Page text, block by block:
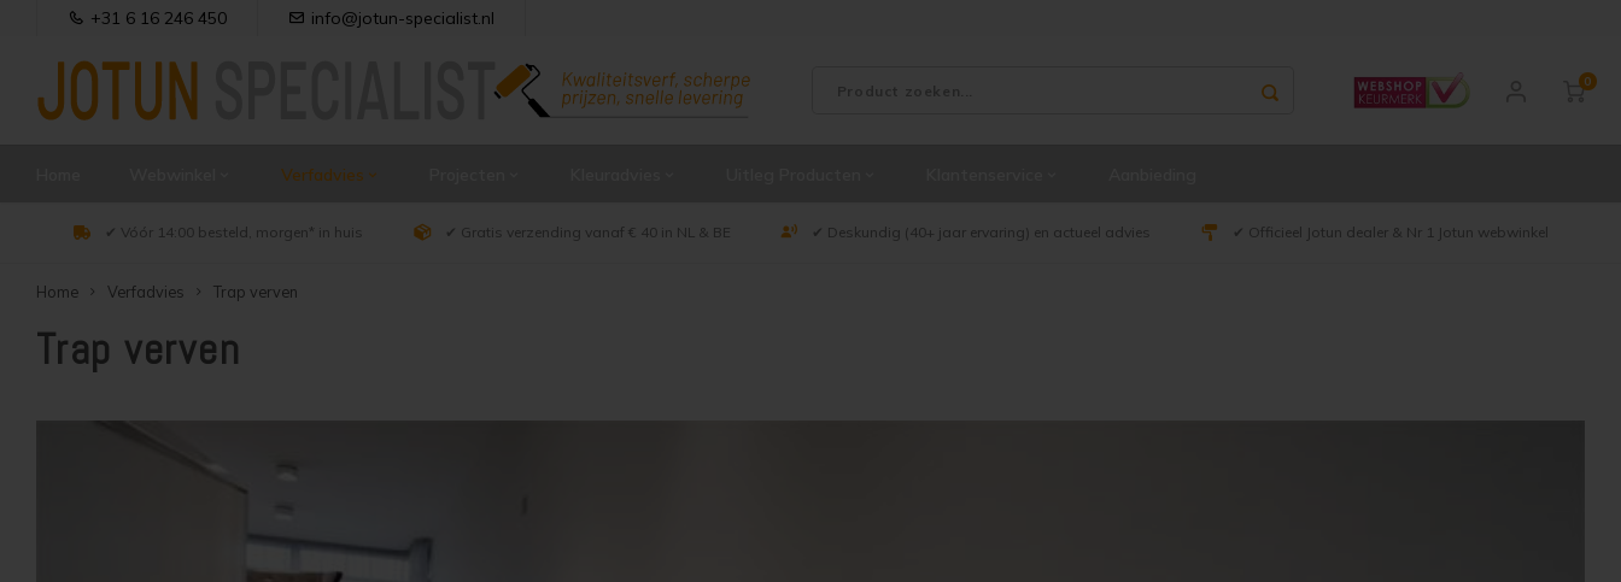
+31 6 16 246 450 info@jotun-specialist.nl
0
Verfadvies
✔ Vóór 14:00 besteld, morgen* in huis ✔ Gratis verzending vanaf € 40 in NL & BE ✔ Deskundig (40+ jaar ervaring) en actueel advies ✔ Officieel Jotun dealer & Nr 1 Jotun webwinkel
Home Verfadvies Trap verven
Trap verven